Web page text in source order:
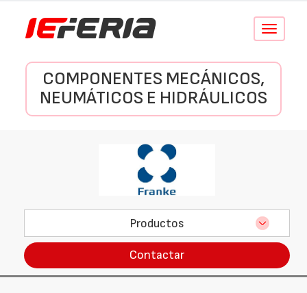
Conmutar
COMPONENTES MECÁNICOS,
NEUMÁTICOS E HIDRÁULICOS
Productos
Contactar